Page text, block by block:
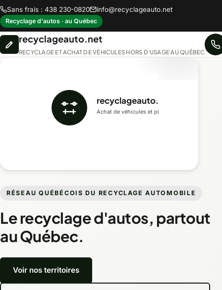
Sans frais : 438 230-0820 info@recyclageauto.net
Recyclage d'autos · au Québec
recyclageauto.net
RECYCLAGE ET ACHAT DE VÉHICULES HORS D'USAGE AU QUÉBEC
RÉSEAU QUÉBÉCOIS DU RECYCLAGE AUTOMOBILE
Le recyclage d'autos, partout
au Québec.
Voir nos territoires
recyclageauto.net
Achat de véhicules et pièces recyclées